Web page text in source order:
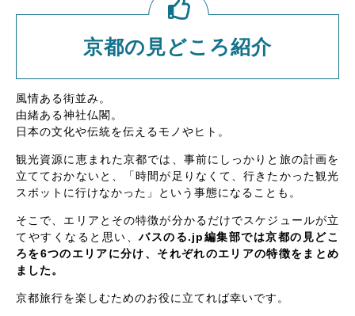
京都の見どころ紹介
風情ある街並み。
由緒ある神社仏閣。
日本の文化や伝統を伝えるモノやヒト。
観光資源に恵まれた京都では、事前にしっかりと旅の計画を
立てておかないと、「時間が足りなくて、行きたかった観光
スポットに行けなかった」という事態になることも。
そこで、エリアとその特徴が分かるだけでスケジュールが立
てやすくなると思い、バスのる.jp編集部では京都の見どこ
ろを6つのエリアに分け、それぞれのエリアの特徴をまとめ
ました。
京都旅行を楽しむためのお役に立てれば幸いです。